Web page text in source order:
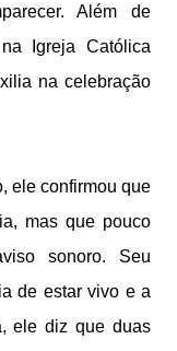
Além de
Igreja Católica
na celebração
ele confirmou que
mas que pouco
sonoro. Seu
de estar vivo e a
ele diz que duas